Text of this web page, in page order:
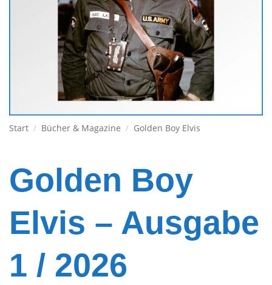
Start / Bücher & Magazine / Golden Boy Elvis
Golden Boy
Elvis – Ausgabe
1 / 2026